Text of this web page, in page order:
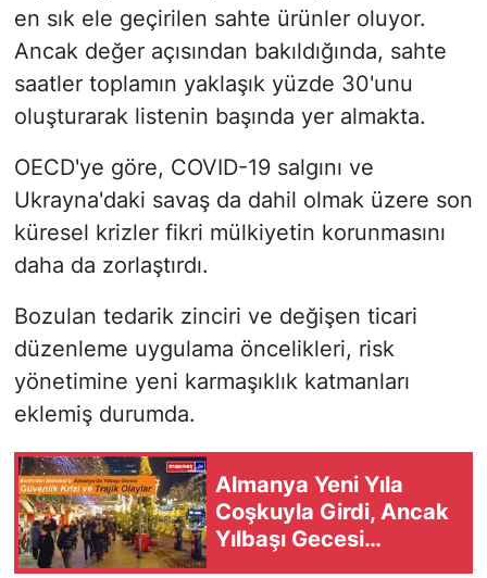
en sık ele geçirilen sahte ürünler oluyor.
Ancak değer açısından bakıldığında, sahte
saatler toplamın yaklaşık yüzde 30'unu
oluşturarak listenin başında yer almakta.
OECD'ye göre, COVID-19 salgını ve
Ukrayna'daki savaş da dahil olmak üzere son
küresel krizler fikri mülkiyetin korunmasını
daha da zorlaştırdı.
Bozulan tedarik zinciri ve değişen ticari
düzenleme uygulama öncelikleri, risk
yönetimine yeni karmaşıklık katmanları
eklemiş durumda.
Almanya Yeni Yıla
Coşkuyla Girdi, Ancak
Yılbaşı Gecesi